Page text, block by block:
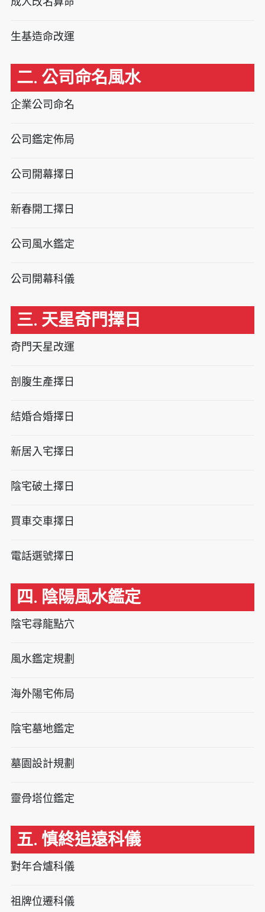
生基造命改運
二. 公司命名風水
企業公司命名
公司鑑定佈局
公司開幕擇日
新春開工擇日
公司風水鑑定
公司開幕科儀
三. 天星奇門擇日
奇門天星改運
剖腹生產擇日
結婚合婚擇日
新居入宅擇日
陰宅破土擇日
買車交車擇日
電話選號擇日
四. 陰陽風水鑑定
陰宅尋龍點穴
風水鑑定規劃
海外陽宅佈局
陰宅墓地鑑定
墓園設計規劃
靈骨塔位鑑定
五. 慎終追遠科儀
對年合爐科儀
祖牌位遷科儀